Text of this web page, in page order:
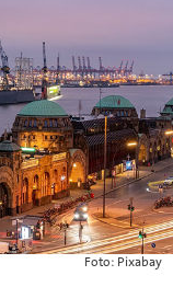
Foto: Pixabay